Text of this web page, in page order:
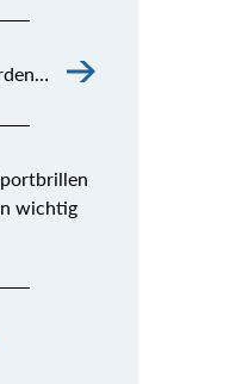
wichtig